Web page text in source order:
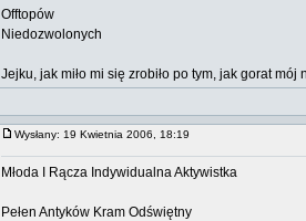
Offtopów
Niedozwolonych
Jejku, jak miło mi się zrobiło po tym, jak gorat mój
Wysłany: 19 Kwietnia 2006, 18:19
Młoda I Rącza Indywidualna Aktywistka
Pełen Antyków Kram Odświętny